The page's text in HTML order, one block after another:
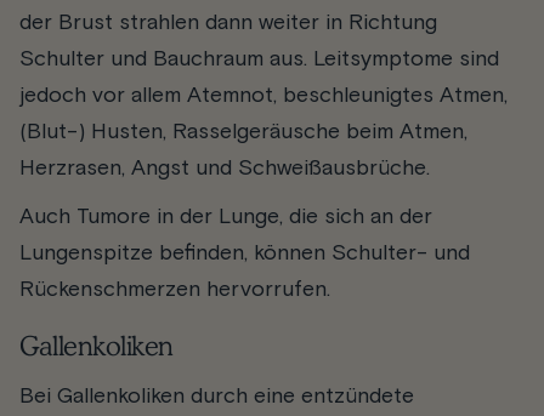
der Brust strahlen dann weiter in Richtung
Schulter und Bauchraum aus. Leitsymptome sind
jedoch vor allem Atemnot, beschleunigtes Atmen,
(Blut-) Husten, Rasselgeräusche beim Atmen,
Herzrasen, Angst und Schweißausbrüche.
Auch Tumore in der Lunge, die sich an der
Lungenspitze befinden, können Schulter- und
Rückenschmerzen hervorrufen.
Gallenkoliken
Bei Gallenkoliken durch eine entzündete